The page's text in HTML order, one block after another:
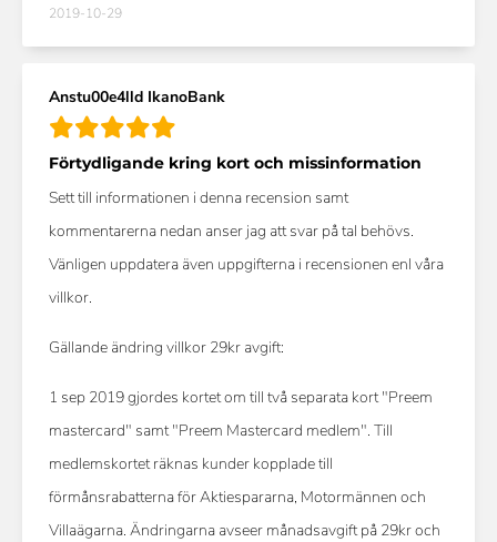
2019-10-29
Anstu00e4lld IkanoBank
Förtydligande kring kort och missinformation
Sett till informationen i denna recension samt
kommentarerna nedan anser jag att svar på tal behövs.
Vänligen uppdatera även uppgifterna i recensionen enl våra
villkor.
Gällande ändring villkor 29kr avgift:
1 sep 2019 gjordes kortet om till två separata kort "Preem
mastercard" samt "Preem Mastercard medlem". Till
medlemskortet räknas kunder kopplade till
förmånsrabatterna för Aktiespararna, Motormännen och
Villaägarna. Ändringarna avseer månadsavgift på 29kr och